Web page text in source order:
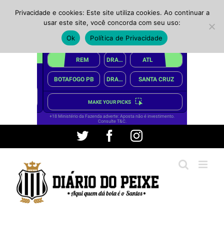
conteúdo
Twitter FacebookInstagram
Privacidade e cookies: Este site utiliza cookies. Ao continuar a
usar este site, você concorda com seu uso:
Ok
Política de Privacidade